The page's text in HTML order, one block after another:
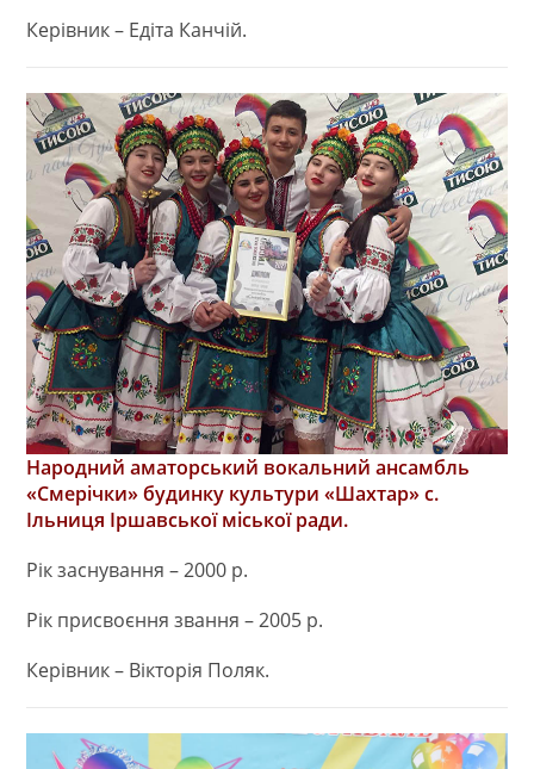
Керівник – Едіта Канчій.
Народний аматорський вокальний ансамбль
«Смерічки» будинку культури «Шахтар» с.
Ільниця Іршавської міської ради.
Рік заснування – 2000 р.
Рік присвоєння звання – 2005 р.
Керівник – Вікторія Поляк.